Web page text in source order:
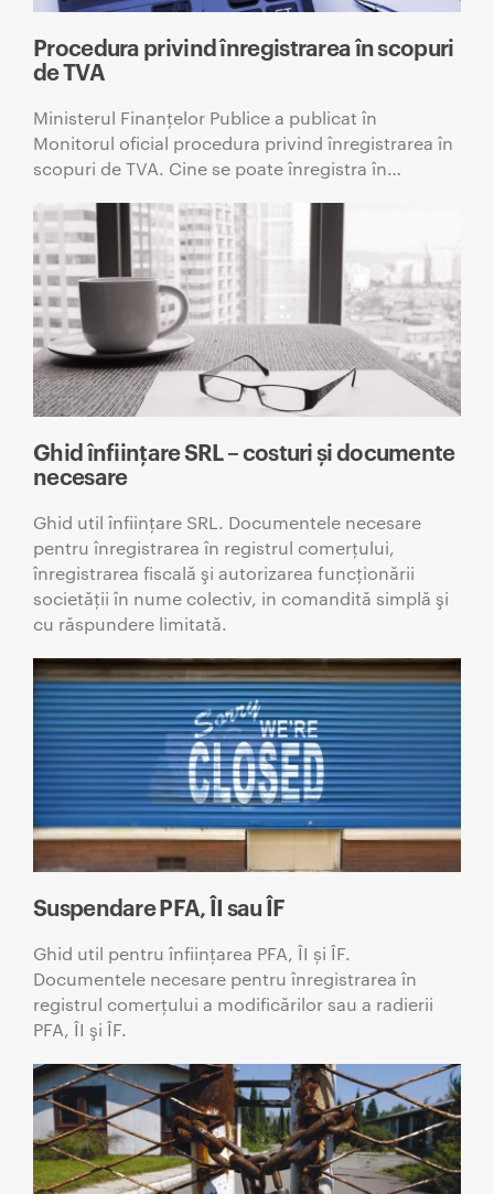
Procedura privind înregistrarea în scopuri
de TVA
Ministerul Finanţelor Publice a publicat în
Monitorul oficial procedura privind înregistrarea în
scopuri de TVA. Cine se poate înregistra în…
Ghid înființare SRL – costuri și documente
necesare
Ghid util înființare SRL. Documentele necesare
pentru înregistrarea în registrul comerţului,
înregistrarea fiscală şi autorizarea funcţionării
societăţii în nume colectiv, in comandită simplă şi
cu răspundere limitată.
Suspendare PFA, ÎI sau ÎF
Ghid util pentru înființarea PFA, ÎI și ÎF.
Documentele necesare pentru înregistrarea în
registrul comerţului a modificărilor sau a radierii
PFA, ÎI şi ÎF.